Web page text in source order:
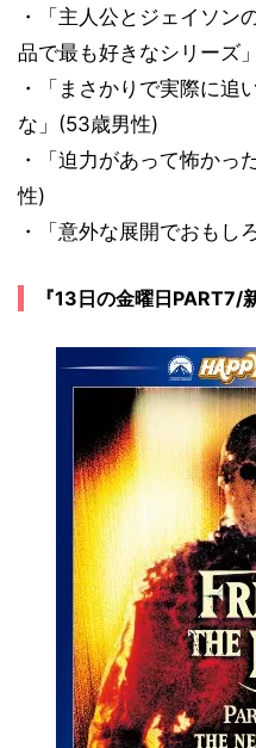
・「主人公とジェイソン
品で最も好きなシリーズ
・「まさかりで実際に追
な」(53歳男性)
・「迫力があって怖かっ
性)
・「意外な展開でおもし
『13日の金曜日PART7/